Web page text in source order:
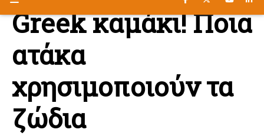
Greek καμάκι! Ποια
ατάκα
χρησιμοποιούν τα
ζώδια